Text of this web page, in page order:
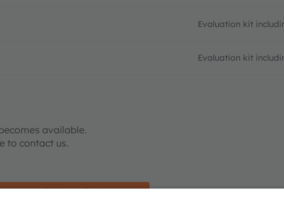
Evaluation kit
Evaluation kit
available.
to contact us.
れば、当社にご連絡ください